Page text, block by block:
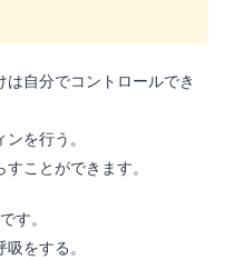
自分でコントロールでき
を行う。
ことができます。
す。
をする。